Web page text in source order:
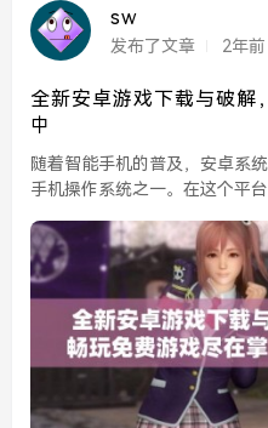
sw
发布了文章 2年前
全新安卓游戏下载与破解
中
随着智能手机的普及，安卓系
手机操作系统之一。在这个平
类丰富，许多用户仍然面临着
这...